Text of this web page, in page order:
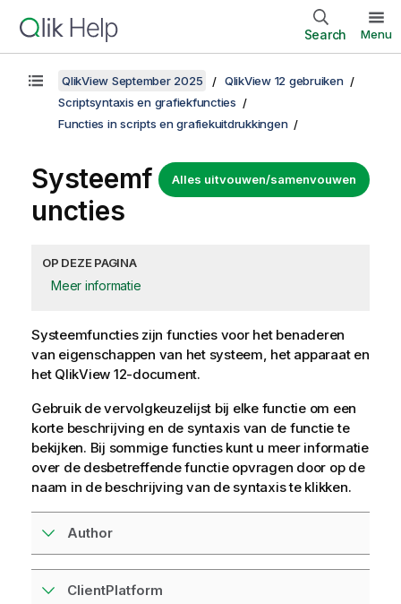
Search Menu
QlikView September 2025
QlikView 12 gebruiken
Scriptsyntaxis en grafiekfuncties
Functies in scripts en grafiekuitdrukkingen
Alles uitvouwen/samenvouwen
Systeemf
uncties
OP DEZE PAGINA
Meer informatie
Systeemfuncties zijn functies voor het benaderen
van eigenschappen van het systeem, het apparaat en
het QlikView 12-document.
Gebruik de vervolgkeuzelijst bij elke functie om een
korte beschrijving en de syntaxis van de functie te
bekijken. Bij sommige functies kunt u meer informatie
over de desbetreffende functie opvragen door op de
naam in de beschrijving van de syntaxis te klikken.
Author
ClientPlatform